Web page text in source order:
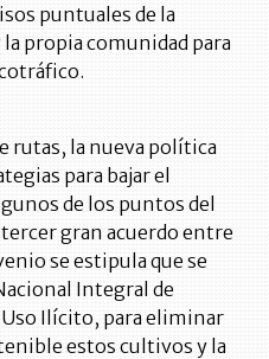
puntuales de la
propia comunidad para
rutas, la nueva política
para bajar el
de los puntos del
gran acuerdo entre
se estipula que se
Integral de
Ilícito, para eliminar
estos cultivos y la